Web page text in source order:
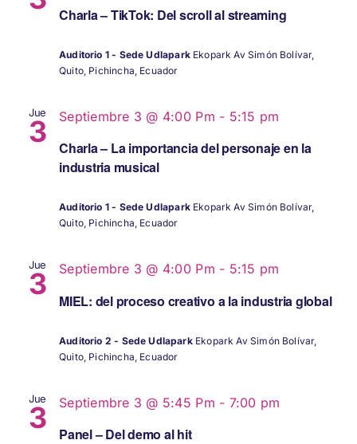
Charla – TikTok: Del scroll al streaming
Auditorio 1 - Sede Udlapark Ekopark Av Simón Bolívar,
Quito, Pichincha, Ecuador
Jue
3
Charla – La importancia del personaje en la
industria musical
Septiembre 3 @ 4:00 Pm - 5:15 pm
Auditorio 1 - Sede Udlapark Ekopark Av Simón Bolívar,
Quito, Pichincha, Ecuador
Jue
3 MIEL: del proceso creativo a la industria global
Septiembre 3 @ 4:00 Pm - 5:15 pm
Auditorio 2 - Sede Udlapark Ekopark Av Simón Bolívar,
Quito, Pichincha, Ecuador
Jue
3 Panel – Del demo al hit
Septiembre 3 @ 5:45 Pm - 7:00 pm